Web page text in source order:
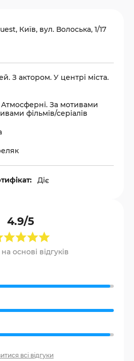
Київ, вул. Волоська, 1/17
З актором. У центрі міста.
За мотивами
фільмів/серіалів
Діє
4.9/5
основі відгуків
всі відгуки